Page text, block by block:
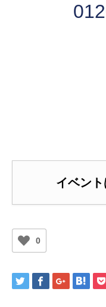
イベン
0